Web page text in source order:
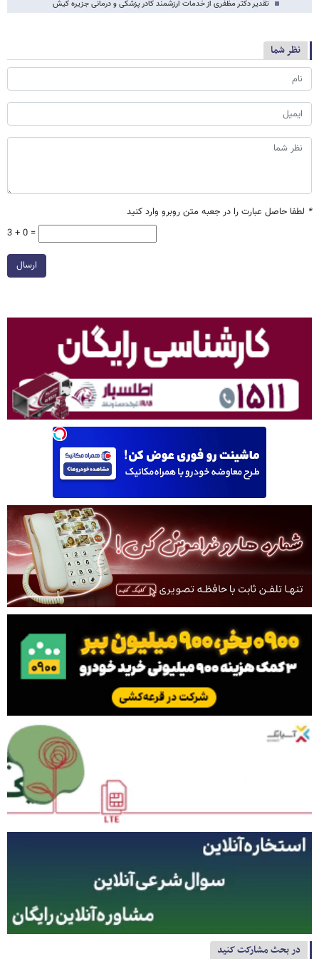
تقدیر دکتر مظفری از خدمات ارزشمند کادر پزشکی و درمانی جزیره کیش
نظر شما
* لطفا حاصل عبارت را در جعبه متن روبرو وارد کنید
3 + 0 =
ارسال
در بحث مشارکت کنید